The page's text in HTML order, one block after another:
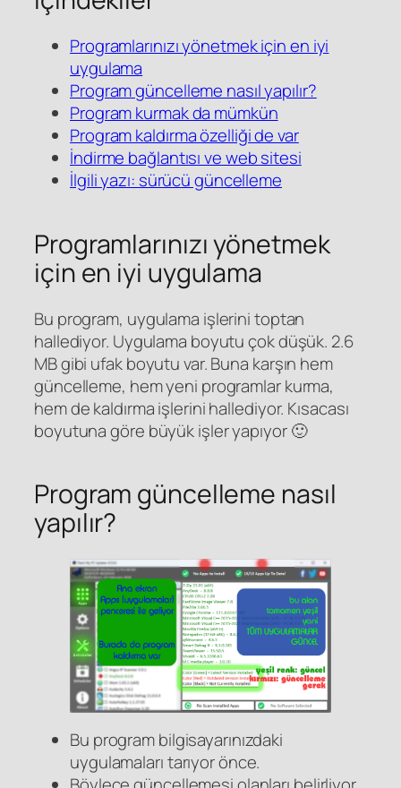
Programlarınızı yönetmek için en iyi
uygulama
Program güncelleme nasıl yapılır?
Program kurmak da mümkün
Program kaldırma özelliği de var
İndirme bağlantısı ve web sitesi
İlgili yazı: sürücü güncelleme
Programlarınızı yönetmek
için en iyi uygulama
Bu program, uygulama işlerini toptan
hallediyor. Uygulama boyutu çok düşük. 2.6
MB gibi ufak boyutu var. Buna karşın hem
güncelleme, hem yeni programlar kurma,
hem de kaldırma işlerini hallediyor. Kısacası
boyutuna göre büyük işler yapıyor 🙂
Program güncelleme nasıl
yapılır?
Bu program bilgisayarınızdaki
uygulamaları tarıyor önce.